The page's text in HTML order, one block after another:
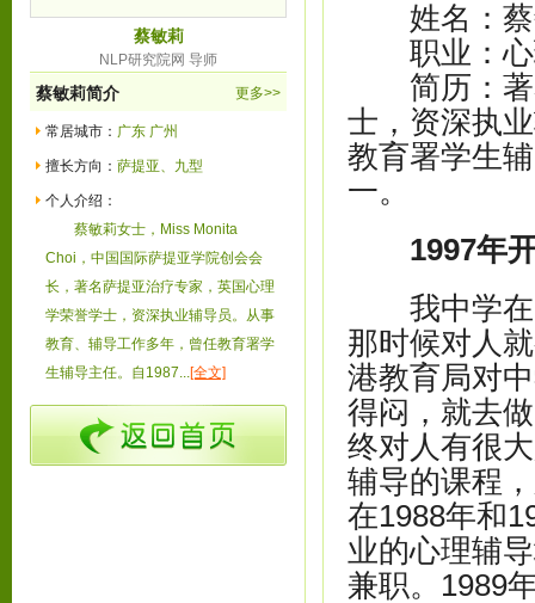
蔡敏莉
NLP研究院网 导师
蔡敏莉简介 更多>>
常居城市： 广东 广州
擅长方向： 萨提亚、九型
个人介绍：
蔡敏莉女士，Miss Monita
Choi，中国国际萨提亚学院创会会
长，著名萨提亚治疗专家，英国心理
学荣誉学士，资深执业辅导员。从事
教育、辅导工作多年，曾任教育署学
生辅导主任。自1987...[全文]
姓名：蔡
职业：心
简历：著
士，资深执
教育署学生
一。
1997年
我中学在
那时候对人
港教育局对
得闷，就去
终对人有很
辅导的课程
在1988年和
业的心理辅
兼职。1989